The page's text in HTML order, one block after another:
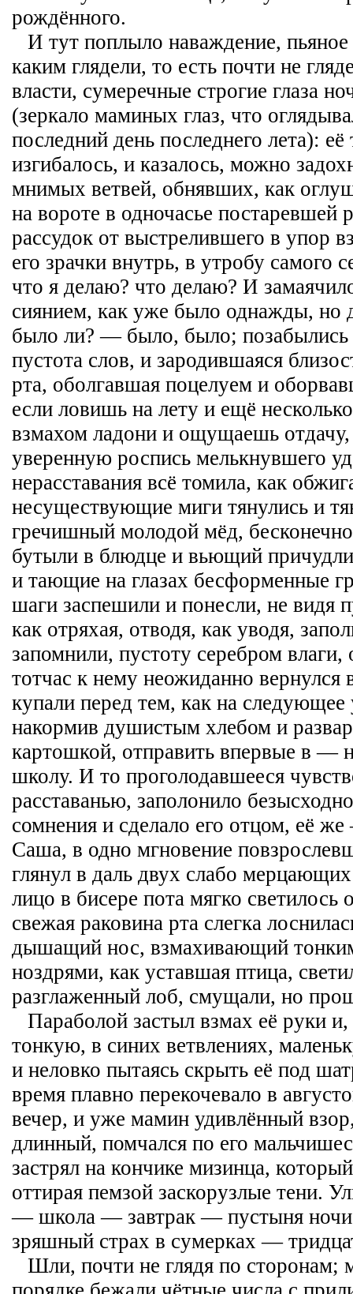
рождённого.
И тут поплыло наваждение,
каким глядели, то есть почти не
власти, сумеречные строгие глаза
(зеркало маминых глаз, что
последний день последнего лета):
изгибалось, и казалось, можно
мнимых ветвей, обнявших, как
на вороте в одночасье постаревшей
рассудок от выстрелившего в упор
его зрачки внутрь, в утробу самого
что я делаю? что делаю? И
сиянием, как уже было однажды, но
было ли? — было, было; позабылись
пустота слов, и зародившаяся
рта, оболгавшая поцелуем и
если ловишь на лету и ещё
взмахом ладони и ощущаешь
уверенную роспись мелькнувшего
нерасставания всё томила, как
несуществующие миги тянулись и
гречишный молодой мёд,
бутыли в блюдце и вьющий
и тающие на глазах бесформенные
шаги заспешили и понесли, не видя
как отряхая, отводя, как уводя,
запомнили, пустоту серебром влаги,
тотчас к нему неожиданно вернулся
купали перед тем, как на следующее
накормив душистым хлебом и
картошкой, отправить впервые в
школу. И то проголодавшееся
расставанью, заполонило
сомнения и сделало его отцом, её
Саша, в одно мгновение
глянул в даль двух слабо
лицо в бисере пота мягко светилось
свежая раковина рта слегка
дышащий нос, взмахивающий
ноздрями, как уставшая птица,
разглаженный лоб, смущали, но
Параболой застыл взмах её руки
тонкую, в синих ветвлениях,
и неловко пытаясь скрыть её под
время плавно перекочевало в
вечер, и уже мамин удивлённый
длинный, помчался по его
застрял на кончике мизинца,
оттирая пемзой заскорузлые тени.
— школа — завтрак — пустыня
зряшный страх в сумерках —
Шли, почти не глядя по сторонам;